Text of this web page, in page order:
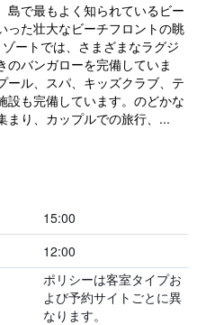
島で最もよく知られているビー
った壮大なビーチフロントの眺
ートでは、さまざまなラグジ
のバンガローを完備していま
ール、スパ、キッズクラブ、テ
設も完備しています。のどかな
まり、カップルでの旅行、...
15:00
12:00
ポリシーは客室タイプお
よび予約サイトごとに異
なります。